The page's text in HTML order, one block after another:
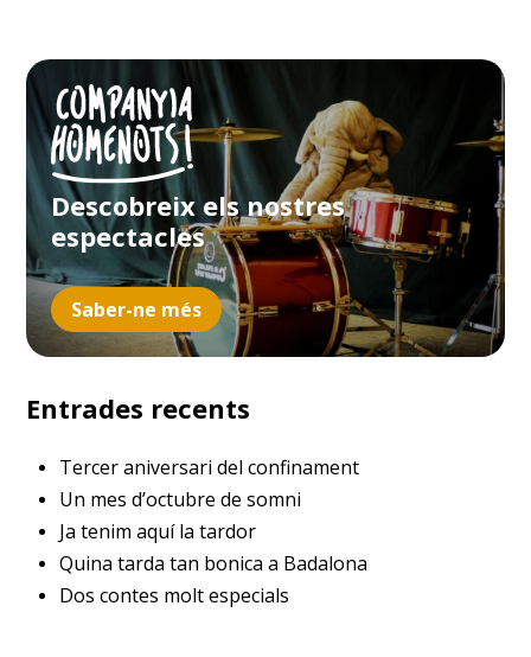
Descobreix els nostres
espectacles
Saber-ne més
Entrades recents
Tercer aniversari del confinament
Un mes d’octubre de somni
Ja tenim aquí la tardor
Quina tarda tan bonica a Badalona
Dos contes molt especials